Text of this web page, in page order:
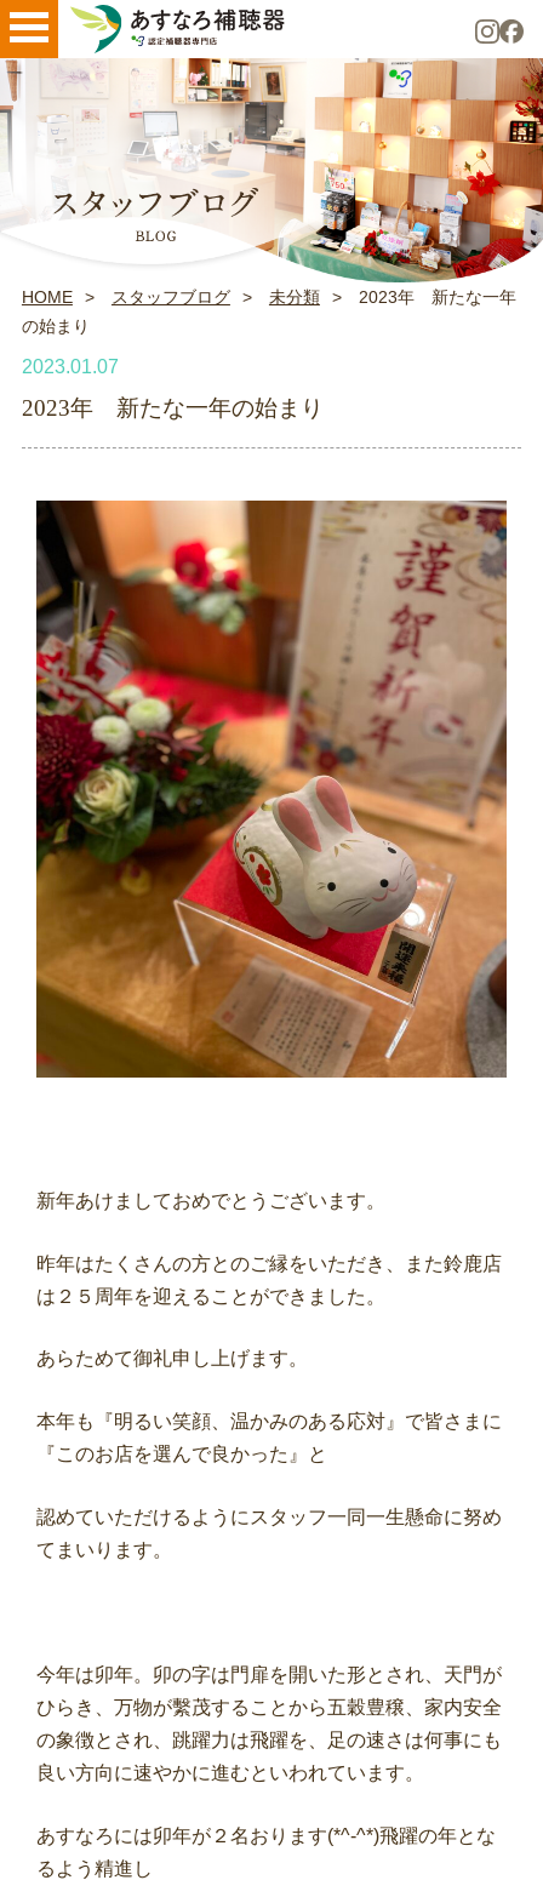
HOME スタッフブログ 未分類
2023年 新たな一年
の始まり
2023.01.07
2023年 新たな一年の始まり
新年あけましておめでとうございます。
昨年はたくさんの方とのご縁をいただき、また鈴鹿店
は２５周年を迎えることができました。
あらためて御礼申し上げます。
本年も『明るい笑顔、温かみのある応対』で皆さまに
『このお店を選んで良かった』と
認めていただけるようにスタッフ一同一生懸命に努め
てまいります。
今年は卯年。卯の字は門扉を開いた形とされ、天門が
ひらき、万物が繫茂することから五穀豊穣、家内安全
の象徴とされ、跳躍力は飛躍を、足の速さは何事にも
良い方向に速やかに進むといわれています。
あすなろには卯年が２名おります(*^-^*)飛躍の年とな
るよう精進し